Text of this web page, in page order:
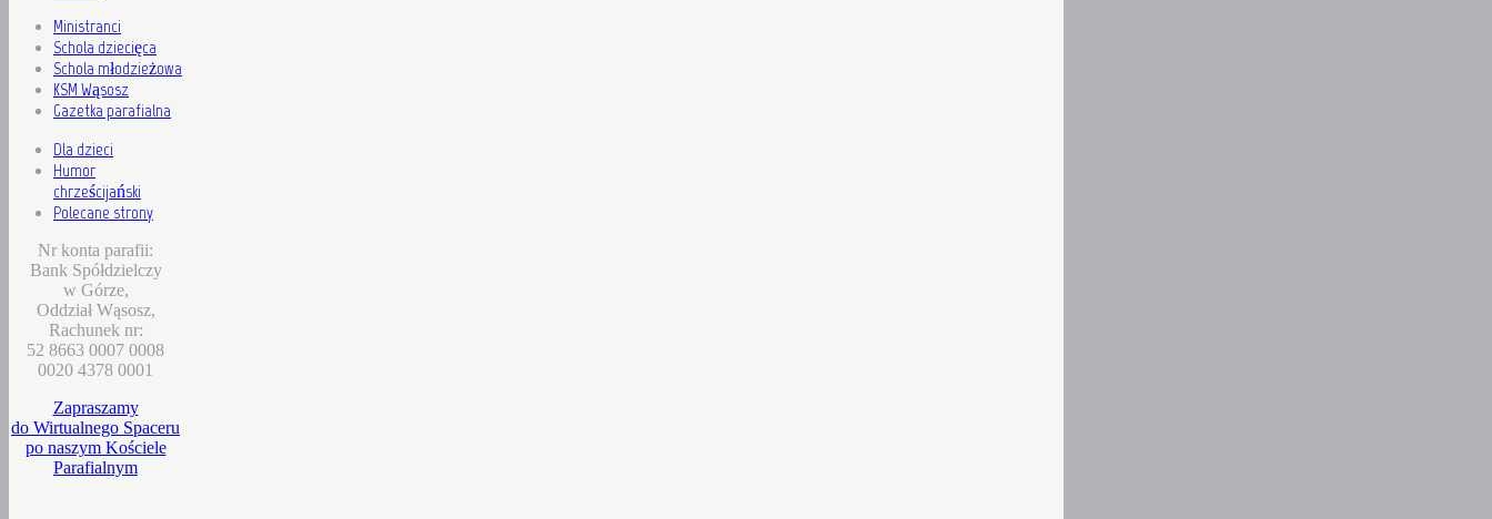
Ministranci
Schola dziecięca
Schola młodzieżowa
KSM Wąsosz
Gazetka parafialna
Dla dzieci
Humor
chrześcijański
Polecane strony
Nr konta parafii:
Bank Spółdzielczy
w Górze,
Oddział Wąsosz,
Rachunek nr:
52 8663 0007 0008
0020 4378 0001
Zapraszamy
do Wirtualnego Spaceru
po naszym Kościele
Parafialnym